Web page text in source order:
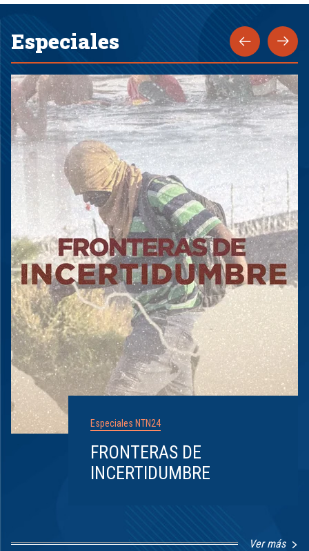
Especiales
Especiales NTN24
FRONTERAS DE
INCERTIDUMBRE
Ver más